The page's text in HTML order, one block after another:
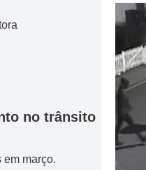
no trânsito
em março.